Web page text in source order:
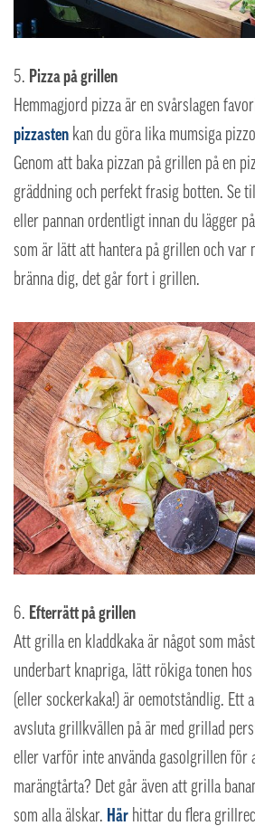
Pizza på grillen
Hemmagjord pizza är en svårslagen
pizzasten kan du göra lika mumsiga
Genom att baka pizzan på grillen på en
gräddning och perfekt frasig botten. Se
eller pannan ordentligt innan du lägger
som är lätt att hantera på grillen och var
bränna dig, det går fort i grillen.
Efterrätt på grillen
Att grilla en kladdkaka är något som
underbart knapriga, lätt rökiga tonen
(eller sockerkaka!) är oemotståndlig. Ett
avsluta grillkvällen på är med grillad
eller varför inte använda gasolgrillen för
marängtårta? Det går även att grilla
som alla älskar. Här hittar du flera